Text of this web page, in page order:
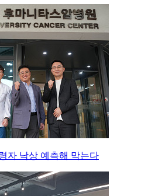
자 낙상 예측해 막는다